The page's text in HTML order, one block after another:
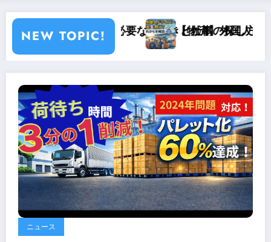
NEW TOPIC!
業するには？必要な手続きと仕事の探し方ガイド！
【物流】外国人ドライバ
ニュース